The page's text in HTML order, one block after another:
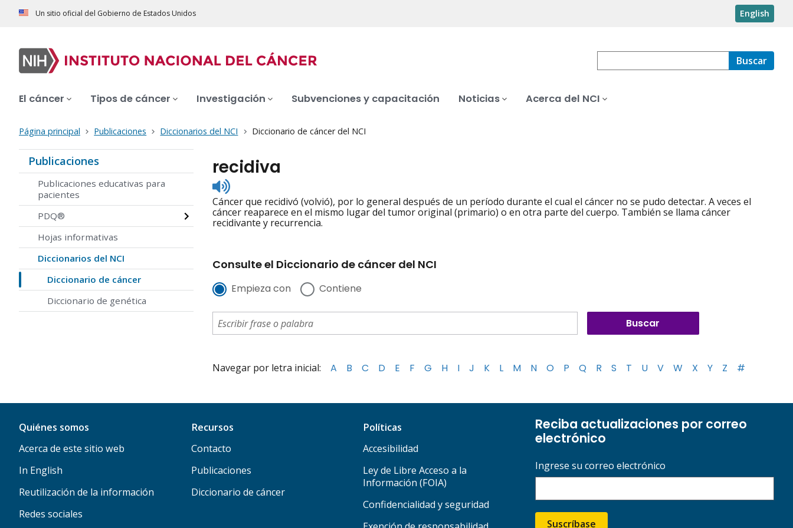
Un sitio oficial del Gobierno de Estados Unidos English
Buscar
El cáncer Tipos de cáncer Investigación Subvenciones y capacitación Noticias Acerca del NCI
Página principal Publicaciones Diccionarios del NCI Diccionario de cáncer del NCI
Publicaciones
Publicaciones educativas para
pacientes
PDQ®
Hojas informativas
Diccionarios del NCI
Diccionario de cáncer
Diccionario de genética
recidiva
Listen
to
pronunciation
Cáncer que recidivó (volvió), por lo general después de un período durante el cual el cáncer no se pudo detectar. A veces el
cáncer reaparece en el mismo lugar del tumor original (primario) o en otra parte del cuerpo. También se llama cáncer
recidivante y recurrencia.
Consulte el Diccionario de cáncer del NCI
Empieza con Contiene
Navegar por letra inicial: A B C D E F G H I J K L M N O P Q R S T U V W X Y Z #
Quiénes somos
Acerca de este sitio web
In English
Reutilización de la información
Redes sociales
Recursos
Contacto
Publicaciones
Diccionario de cáncer
Políticas
Accesibilidad
Ley de Libre Acceso a la
Información (FOIA)
Confidencialidad y seguridad
Reciba actualizaciones por correo
electrónico
Ingrese su correo electrónico
Suscríbase